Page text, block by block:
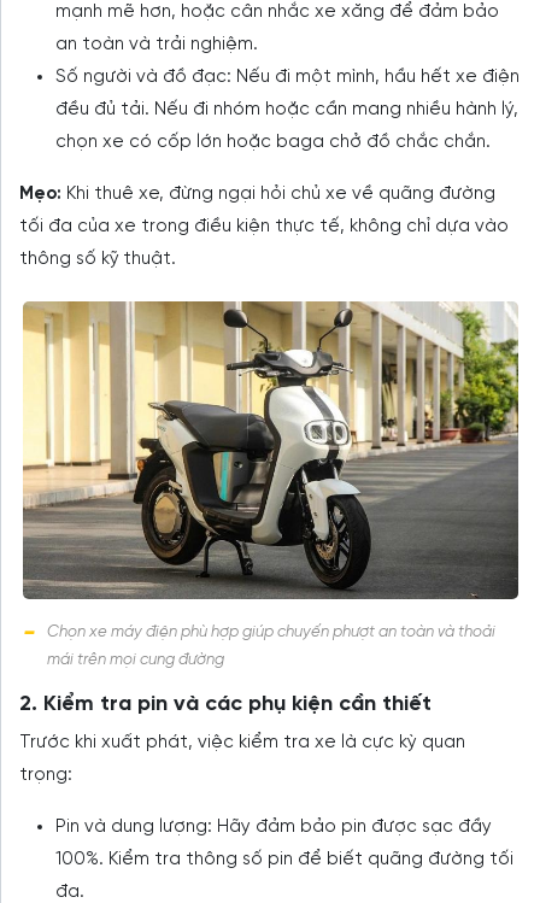
mạnh mẽ hơn, hoặc cân nhắc xe xăng để đảm bảo
an toàn và trải nghiệm.
Số người và đồ đạc: Nếu đi một mình, hầu hết xe điện
đều đủ tải. Nếu đi nhóm hoặc cần mang nhiều hành lý,
chọn xe có cốp lớn hoặc baga chở đồ chắc chắn.
Mẹo: Khi thuê xe, đừng ngại hỏi chủ xe về quãng đường
tối đa của xe trong điều kiện thực tế, không chỉ dựa vào
thông số kỹ thuật.
Chọn xe máy điện phù hợp giúp chuyến phượt an toàn và thoải
mái trên mọi cung đường
2. Kiểm tra pin và các phụ kiện cần thiết
Trước khi xuất phát, việc kiểm tra xe là cực kỳ quan
trọng:
Pin và dung lượng: Hãy đảm bảo pin được sạc đầy
100%. Kiểm tra thông số pin để biết quãng đường tối
đa.